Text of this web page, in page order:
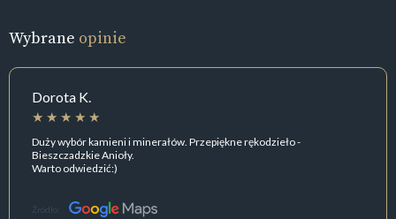
Wybrane opinie
Dorota K.
Duży wybór kamieni i minerałów. Przepiękne rękodzieło -
Bieszczadzkie Anioły.
Warto odwiedzić:)
Źródło: